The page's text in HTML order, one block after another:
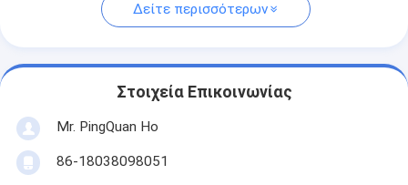
Δείτε περισσότερων
Στοιχεία Επικοινωνίας
Mr. PingQuan Ho
86-18038098051